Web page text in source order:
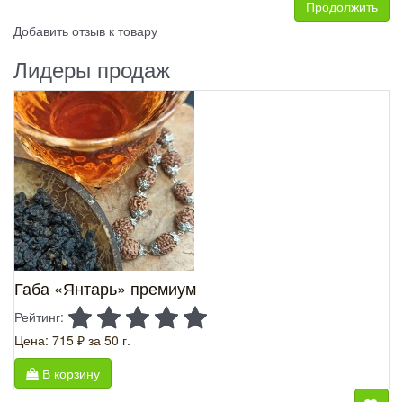
Продолжить
Добавить отзыв к товару
Лидеры продаж
Габа «Янтарь» премиум
Рейтинг:
Цена: 715 ₽ за 50 г.
В корзину